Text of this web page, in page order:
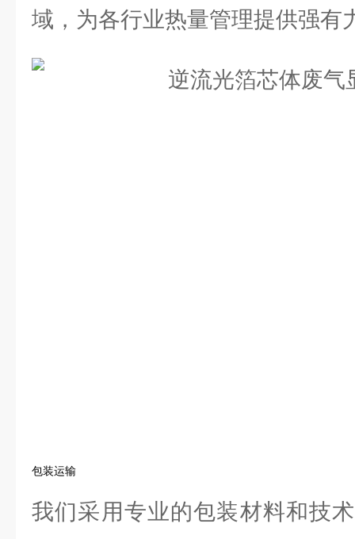
域，为各行业热量管理提供强有
包装运输
我们采用专业的包装材料和技